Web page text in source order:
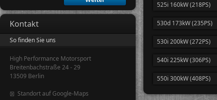
525i 160kW (218PS)
530d 173kW (235PS)
530i 200kW (272PS)
540i 225kW (306PS)
550i 300kW (408PS)
Kontakt
So finden Sie uns
High Performance Motorsport
Breitenbachstraße 24 - 29
13509 Berlin
Standort auf Google-Maps